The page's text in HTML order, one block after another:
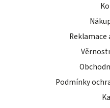
Reklamace
Podmínky